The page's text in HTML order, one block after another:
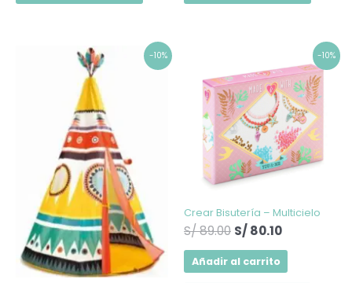
-10%
El
precio
original
era:
S/ 389.00.
precio
-10%
Crear Bisutería – Multicielo
S/89.00
precio
original
era:
S/ 89.00.
S/80.10
precio
actual
es:
S/ 80.10.
Añadir al carrito